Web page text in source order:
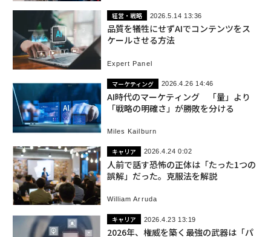
経営・戦略 2026.5.14 13:36
品質を犠牲にせずAIでコンテンツをス
ケールさせる方法
Expert Panel
マーケティング 2026.4.26 14:46
AI時代のマーケティング 「量」より
「戦略の明確さ」が勝敗を分ける
Miles Kailburn
キャリア 2026.4.24 0:02
人前で話す恐怖の正体は「たった1つの
誤解」だった。克服法を解説
William Arruda
キャリア 2026.4.23 13:19
2026年、権威を築く最強の武器は「パ